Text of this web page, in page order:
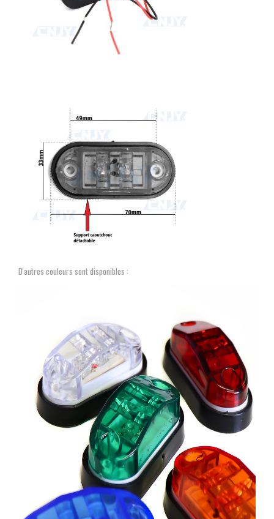
D'autres couleurs sont disponibles :